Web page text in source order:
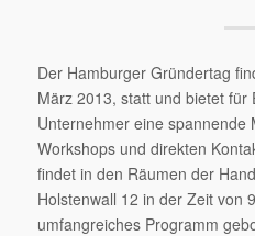
Der Hamburger Gründertag
März 2013, statt und bietet für
Unternehmer eine spannende
Workshops und direkten
findet in den Räumen der
Holstenwall 12 in der Zeit von
umfangreiches Programm